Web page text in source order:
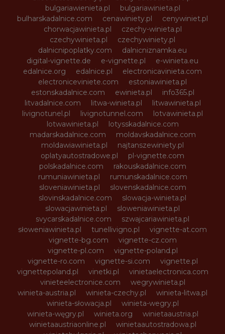
bulgariawienieta.pl
bulgariawinieta.pl
bulharskadalnice.com
cenawiniety.pl
cenywiniet.pl
chorwacjawinieta.pl
czechy-winieta.pl
czechywinieta.pl
czechywiniety.pl
dalnicnipoplatky.com
dalnicniznamka.eu
digital-vignette.de
e-vignette.pl
e-winieta.eu
edalnice.org
edalnice.pl
electronicavinieta.com
electroniceviniete.com
estoniawinieta.pl
estonskadalnice.com
ewinieta.pl
info365.pl
litvadalnice.com
litwa-winieta.pl
litwawinieta.pl
livignotunel.pl
livignotunnel.com
lotvawinieta.pl
lotwawinieta.pl
lotysskadalnice.com
madarskadalnice.com
moldavskadalnice.com
moldawiawinieta.pl
najtanszewiniety.pl
oplatyautostradowe.pl
pl-vignette.com
polskadalnice.com
rakouskadalnice.com
rumuniawinieta.pl
rumunskadalnice.com
sloveniawinieta.pl
slovenskadalnice.com
slovinskadalnice.com
slowacja-winieta.pl
slowacjawinieta.pl
sloweniawinieta.pl
svycarskadalnice.com
szwajcariawinieta.pl
słoweniawinieta.pl
tunellivigno.pl
vignette-at.com
vignette-bg.com
vignette-cz.com
vignette-pl.com
vignette-poland.pl
vignette-ro.com
vignette-si.com
vignette.pl
vignettepoland.pl
vinetki.pl
vinietaelectronica.com
vinieteelectronice.com
wegrywinieta.pl
winieta-austria.pl
winieta-czechy.pl
winieta-litwa.pl
winieta-słowacja.pl
winieta-wegry.pl
winieta-węgry.pl
winieta.org
winietaaustria.pl
winietaaustriaonline.pl
winietaautostradowa.pl